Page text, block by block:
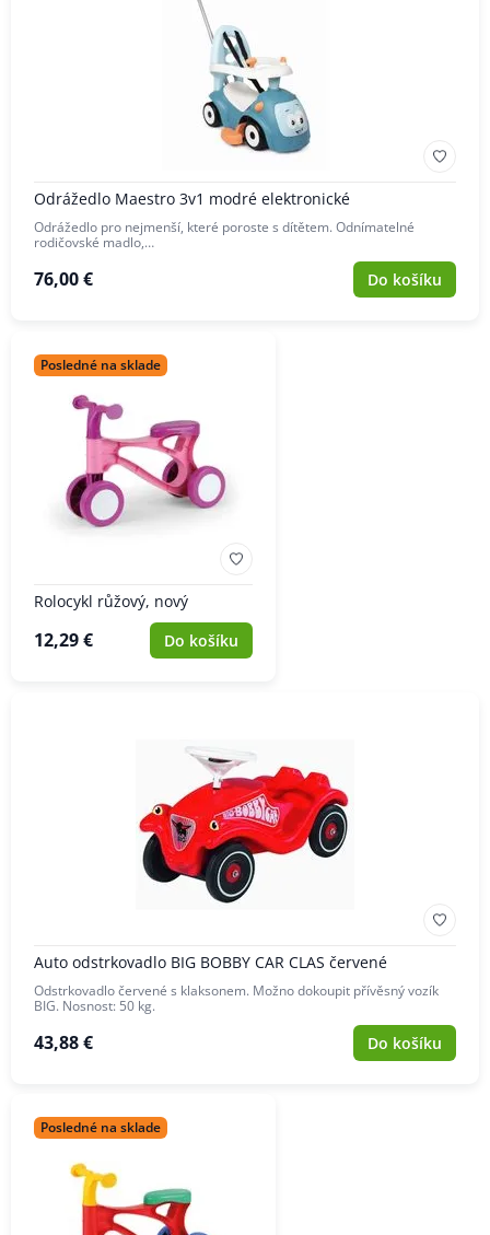
Odrážedlo Maestro 3v1 modré elektronické
Odrážedlo pro nejmenší, které poroste s dítětem. Odnímatelné
rodičovské madlo,…
76,00 € Do košíku
Posledné na sklade
Rolocykl růžový, nový
12,29 € Do košíku
Auto odstrkovadlo BIG BOBBY CAR CLAS červené
Odstrkovadlo červené s klaksonem. Možno dokoupit přívěsný vozík
BIG. Nosnost: 50 kg.
43,88 € Do košíku
Posledné na sklade